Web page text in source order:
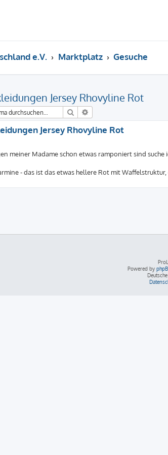
e.V. Marktplatz Gesuche
Jersey Rhovyline Rot
Suche
Jersey Rhovyline Rot
meiner Madame schon etwas ramponiert sind suche
- das ist das etwas hellere Rot mit
Powered by